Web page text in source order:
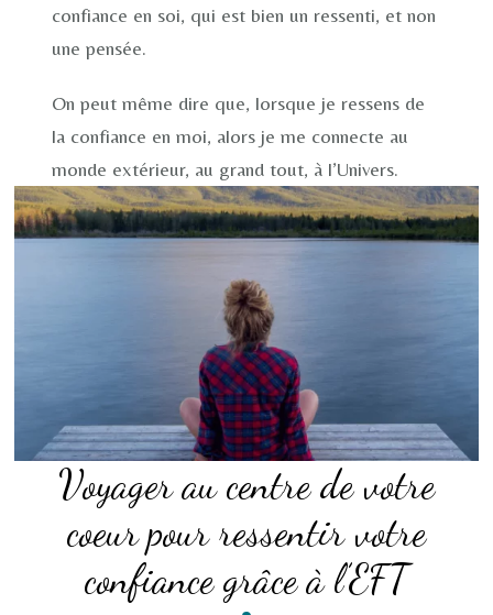
confiance en soi, qui est bien un ressenti, et non
une pensée.
On peut même dire que, lorsque je ressens de
la confiance en moi, alors je me connecte au
monde extérieur, au grand tout, à l’Univers.
Voyager au centre de votre
coeur pour ressentir votre
confiance grâce à l’EFT